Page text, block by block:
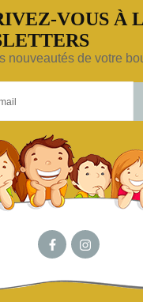
VOUS À
nouveautés de votre